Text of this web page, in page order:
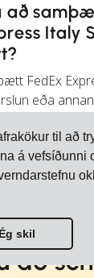
til að
á vefsíðunni
Ég skil
að
Italy
FedEx
eða
að